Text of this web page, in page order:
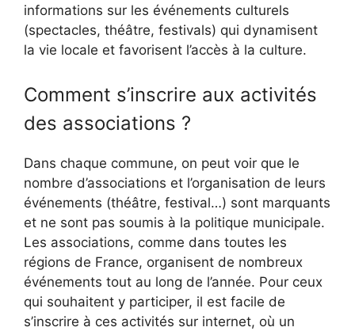
informations sur les événements culturels
(spectacles, théâtre, festivals) qui dynamisent
la vie locale et favorisent l’accès à la culture.
Comment s’inscrire aux activités
des associations ?
Dans chaque commune, on peut voir que le
nombre d’associations et l’organisation de leurs
événements (théâtre, festival…) sont marquants
et ne sont pas soumis à la politique municipale.
Les associations, comme dans toutes les
régions de France, organisent de nombreux
événements tout au long de l’année. Pour ceux
qui souhaitent y participer, il est facile de
s’inscrire à ces activités sur internet, où un